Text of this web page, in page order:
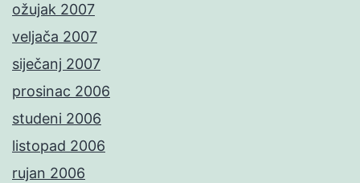
ožujak 2007
veljača 2007
siječanj 2007
prosinac 2006
studeni 2006
listopad 2006
rujan 2006